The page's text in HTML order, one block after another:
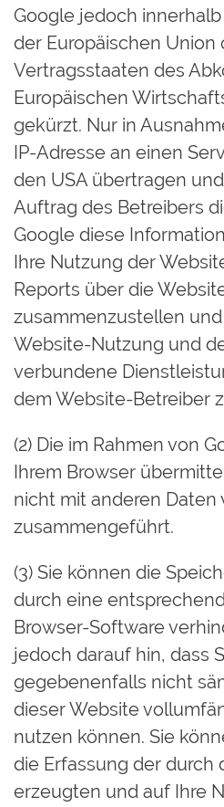
Google jedoch
der Europäischen Union
Vertragsstaaten des
Europäischen
gekürzt. Nur in
IP-Adresse an einen
den USA übertragen
Auftrag des Betreibers
Google diese
Ihre Nutzung der
Reports über die
zusammenzustellen
Website-Nutzung und
verbundene
dem Website-Betreiber
(2) Die im Rahmen von
Ihrem Browser
nicht mit anderen Daten
zusammengeführt.
(3) Sie können die
durch eine
Browser-Software
jedoch darauf hin, dass
gegebenenfalls nicht
dieser Website
nutzen können. Sie
die Erfassung der durch
erzeugten und auf Ihre